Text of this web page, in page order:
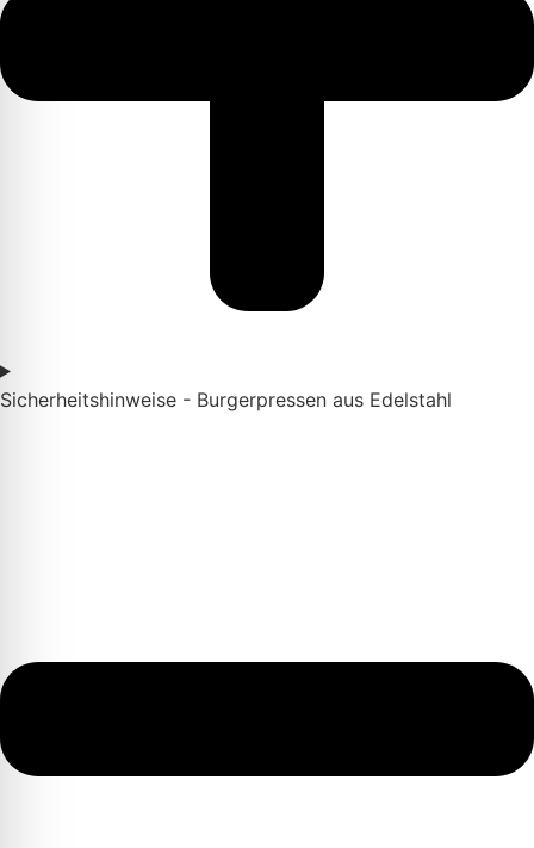
Sicherheitshinweise - Burgerpressen aus Edelstahl